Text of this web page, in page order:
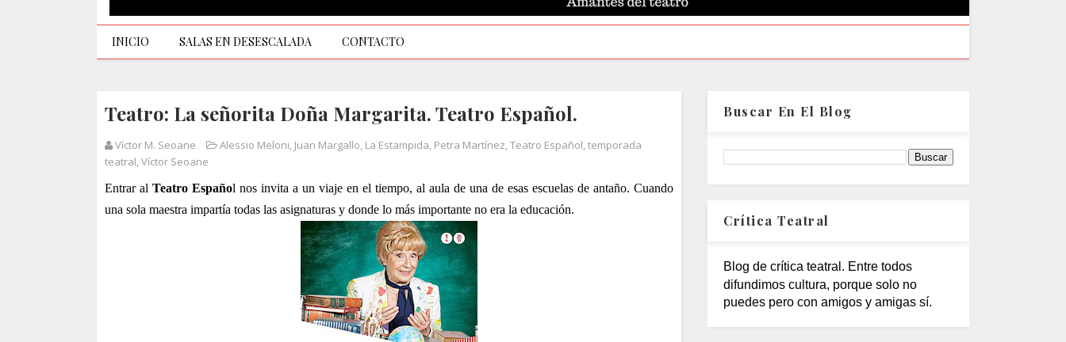
INICIO SALAS EN DESESCALADA CONTACTO
Teatro: La señorita Doña Margarita. Teatro Español.
Víctor M. Seoane Alessio Meloni, Juan Margallo, La Estampida, Petra Martínez,Teatro Español,temporada
teatral,Víctor Seoane
Entrar al Teatro Español nos invita a un viaje en el tiempo, al aula de una de esas escuelas de antaño. Cuando
una sola maestra impartía todas las asignaturas y donde lo más importante no era la educación.
Buscar En El Blog
Crítica Teatral
Blog de crítica teatral. Entre todos
difundimos cultura, porque solo no
puedes pero con amigos y amigas sí.